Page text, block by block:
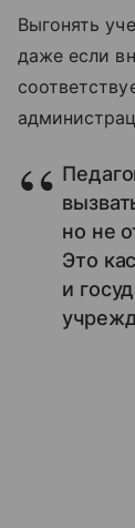
Выгонять
даже если
но не
Это
и